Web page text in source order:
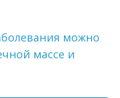
можно
массе и